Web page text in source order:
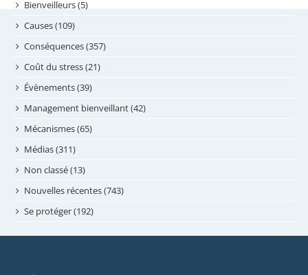
septembre 2024
août 2024
juillet 2024
juin 2024
mai 2024
avril 2024
février 2024
janvier 2024
novembre 2023
octobre 2023
septembre 2023
Bienveilleurs (5)
Causes (109)
Conséquences (357)
Coût du stress (21)
Évènements (39)
Management bienveillant (42)
Mécanismes (65)
Médias (311)
Non classé (13)
Nouvelles récentes (743)
Se protéger (192)